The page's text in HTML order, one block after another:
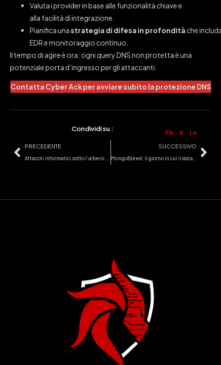
Valuta i provider in base alle funzionalità chiave e
alla facilità di integrazione.
Pianifica unastrategia di difesa in profondità che
EDR e monitoraggio continuo.
Il tempo di agire è ora: ogni query DNS non protetta è una
potenziale porta d’ingresso per gli attaccanti.
Contatta Cyber Ack per avviare subito la protezione DNS
Condividi su : Fb X Ln
PRECEDENTE SUCCESSIVO